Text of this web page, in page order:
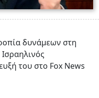
δυνάμεων στη
του στο Fox News